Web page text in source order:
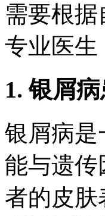
需要根
专业医生
1. 银屑
银屑病是
能与遗
者的皮